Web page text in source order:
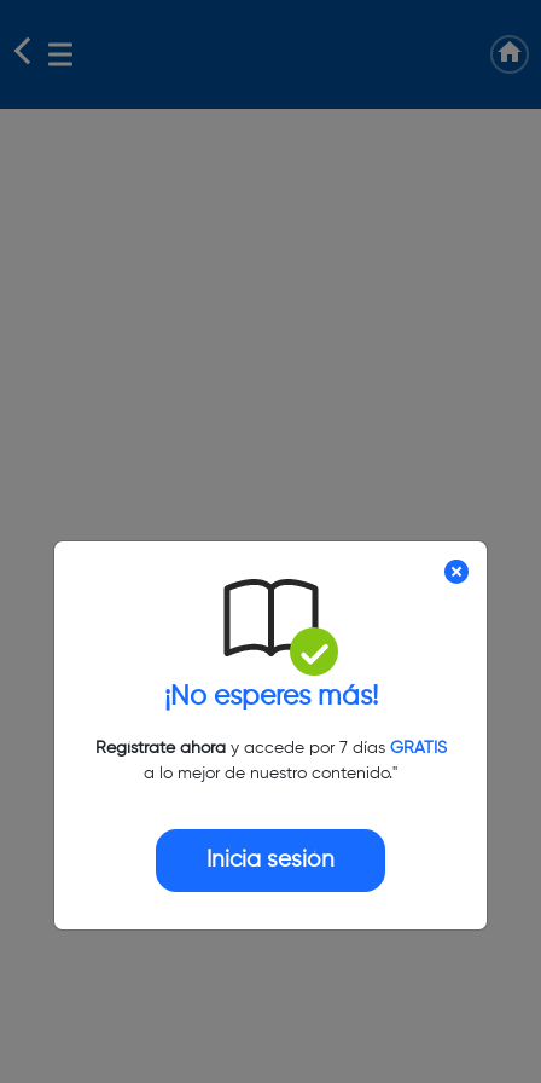
¡No esperes más!
Regístrate ahoray accede por 7 días GRATIS
a lo mejor de nuestro contenido."
Inicia sesión